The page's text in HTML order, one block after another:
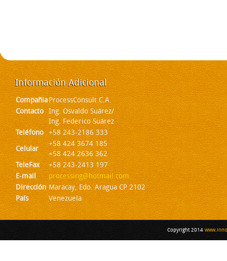
InformaciónAdicional
CompañiaProcessConsult C.A.
Contacto Ing. Osvaldo Suárez/
Ing. Federico Suárez
Teléfono +58 243-2186 333
Celular
+58 424 3674 185
+58 424 2636 362
TeleFax
+58 243-2413 197
E-mail
processing@hotmail.com
Dirección Maracay, Edo. Aragua CP 2102
País
Venezuela
Copyright 2014